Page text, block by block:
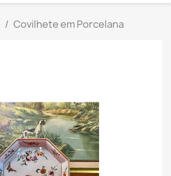
Covilhete em Porcelana